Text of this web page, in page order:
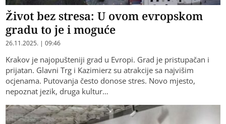
Život bez stresa: U ovom evropskom
gradu to je i moguće
26.11.2025. | 09:46
Krakov je najopušteniji grad u Evropi. Grad je pristupačan i
prijatan. Glavni Trg i Kazimierz su atrakcije sa najvišim
ocjenama. Putovanja često donose stres. Novo mjesto,
nepoznat jezik, druga kultur…